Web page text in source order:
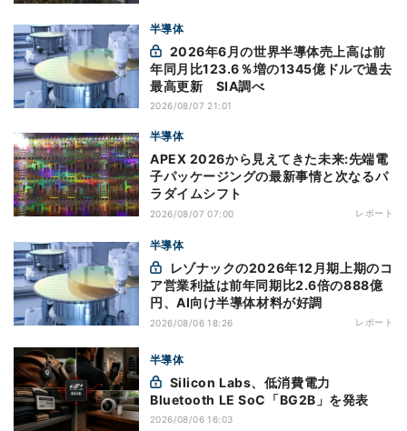
半導体
年同月比123.6％増の1345億ドルで過去
最高更新 SIA調べ
2026/08/07 21:01
半導体
APEX 2026から見えてきた未来:先端電
子パッケージングの最新事情と次なるパ
ラダイムシフト
2026/08/07 07:00 レポート
半導体
ア営業利益は前年同期比2.6倍の888億
円、AI向け半導体材料が好調
2026/08/06 18:26 レポート
半導体
Bluetooth LE SoC「BG2B」を発表
2026/08/06 16:03